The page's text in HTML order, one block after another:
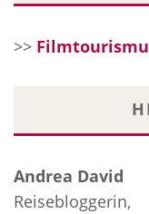
>>
Andrea David
Reisebloggerin,